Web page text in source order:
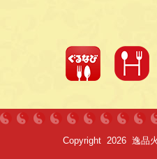
Copyright 2026 逸